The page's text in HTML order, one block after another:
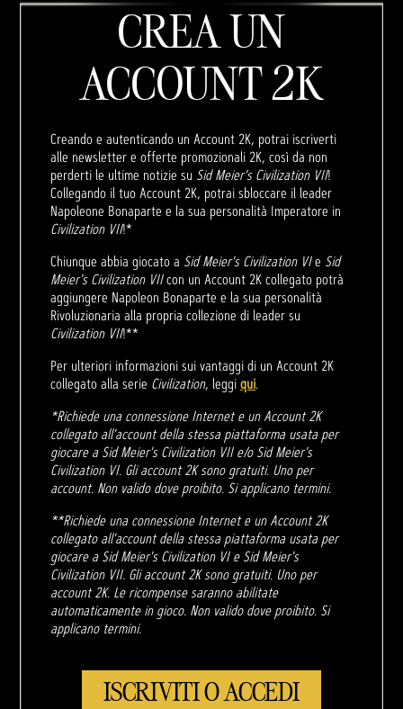
CREA UN
ACCOUNT 2K
Creando e autenticando un Account 2K, potrai iscriverti
alle newsletter e offerte promozionali 2K, così da non
perderti le ultime notizie su Sid Meier’s Civilization VII!
Collegando il tuo Account 2K, potrai sbloccare il leader
Napoleone Bonaparte e la sua personalità Imperatore in
Civilization VII!*
Chiunque abbia giocato a Sid Meier's Civilization VIe Sid
Meier's Civilization VIIcon un Account 2K collegato potrà
aggiungere Napoleon Bonaparte e la sua personalità
Rivoluzionaria alla propria collezione di leader su
Civilization VII!**
Per ulteriori informazioni sui vantaggi di un Account 2K
collegato alla serie Civilization, leggiqui.
*Richiede una connessione Internet e un Account 2K
collegato all'account della stessa piattaforma usata per
giocare a Sid Meier's Civilization VII e/o Sid Meier's
Civilization VI. Gli account 2K sono gratuiti. Uno per
account. Non valido dove proibito. Si applicano termini.
**Richiede una connessione Internet e un Account 2K
collegato all'account della stessa piattaforma usata per
giocare a Sid Meier's Civilization VI e Sid Meier's
Civilization VII. Gli account 2K sono gratuiti. Uno per
account 2K. Le ricompense saranno abilitate
automaticamente in gioco. Non valido dove proibito. Si
applicano termini.
ISCRIVITI O ACCEDI